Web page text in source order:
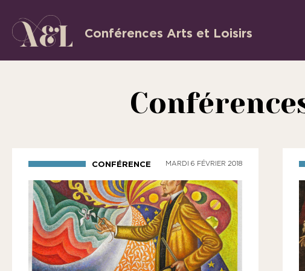
contenu
Conférences Arts et Loisirs
L’Association
«
association
régie
CONFÉRENCE MARDI 6 FÉVRIER 2018